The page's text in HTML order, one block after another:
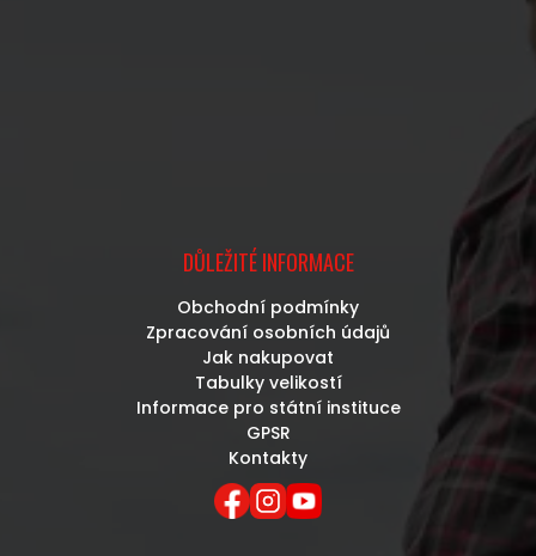
DŮLEŽITÉ INFORMACE
Obchodní podmínky
Zpracování osobních údajů
Jak nakupovat
Tabulky velikostí
Informace pro státní instituce
GPSR
Kontakty